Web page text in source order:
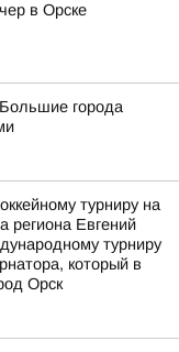
в Орске
города
турниру на
региона Евгений
турниру
который в
Орск